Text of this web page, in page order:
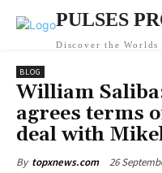
PULSES
Discover the Worlds
BLOG
William
agrees terms
deal with
By topxnews.com 26